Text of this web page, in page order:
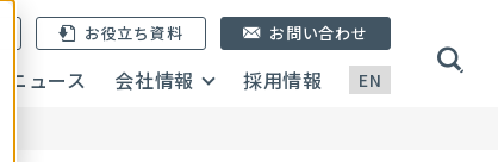
EN
お役立ち資料
ニュース 会社情報 採用情報
お問い合わせ